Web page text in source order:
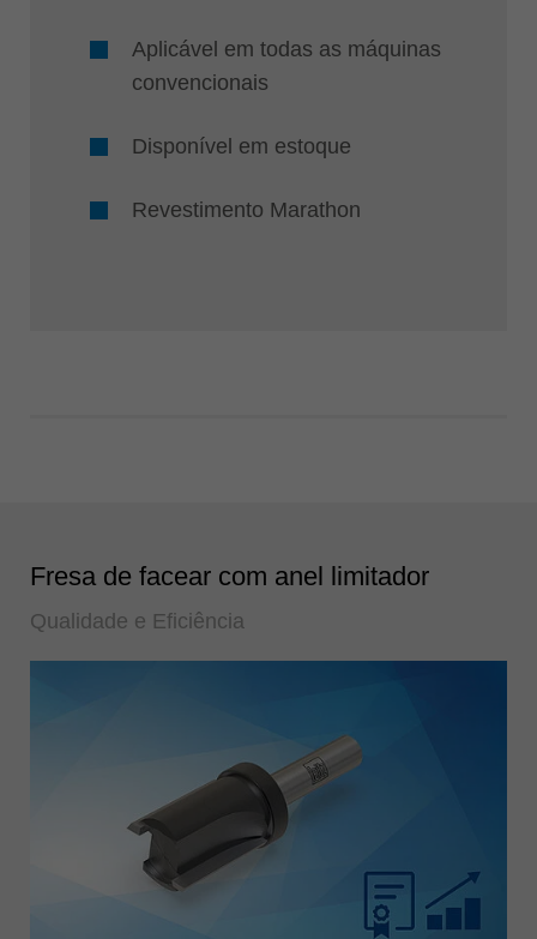
Aplicável em todas as máquinas
convencionais
Disponível em estoque
Revestimento Marathon
Fresa de facear com anel limitador
Qualidade e Eficiência